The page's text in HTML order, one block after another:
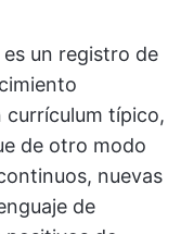
un registro de
currículum típico,
de otro modo
nuevas
de